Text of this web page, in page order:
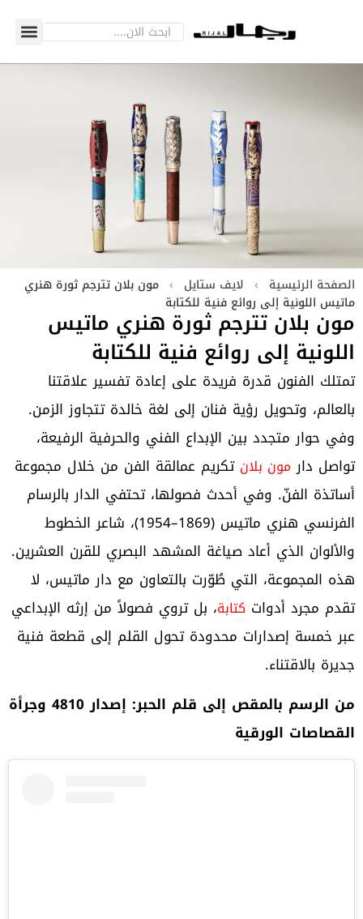
الصفحة الرئيسية › لايف ستايل › مون بلان تترجم ثورة هنري
ماتيس اللونية إلى روائع فنية للكتابة
مون بلان تترجم ثورة هنري ماتيس
اللونية إلى روائع فنية للكتابة
تمتلك الفنون قدرة فريدة على إعادة تفسير علاقتنا
بالعالم، وتحويل رؤية فنان إلى لغة خالدة تتجاوز الزمن.
وفي حوار متجدد بين الإبداع الفني والحرفية الرفيعة،
تواصل دارمون بلان تكريم عمالقة الفن من خلال مجموعة
أساتذة الفنّ. وفي أحدث فصولها، تحتفي الدار بالرسام
الفرنسي هنري ماتيس (1869–1954)، شاعر الخطوط
والألوان الذي أعاد صياغة المشهد البصري للقرن العشرين.
هذه المجموعة، التي طُوّرت بالتعاون مع دار ماتيس، لا
تقدم مجرد أدوات كتابة، بل تروي فصولاً من إرثه الإبداعي
عبر خمسة إصدارات محدودة تحول القلم إلى قطعة فنية
جديرة بالاقتناء.
من الرسم بالمقص إلى قلم الحبر: إصدار 4810 وجرأة
القصاصات الورقية